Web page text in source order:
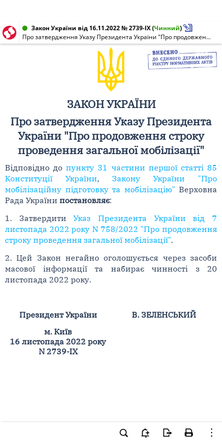
Закон України від 16.11.2022 № 2739-IX(Чинний)
Про затвердження Указу Президента України "Про продовження строку проведення загальної мобілізації"